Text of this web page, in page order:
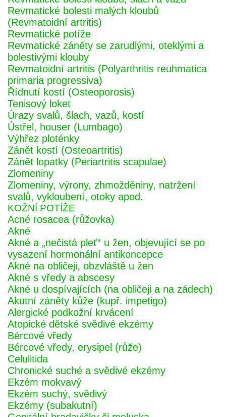
Revmatické bolesti malých kloubů
(Revmatoidní artritis)
Revmatické potíže
Revmatické záněty se zarudlými, oteklými a
bolestivými klouby
Revmatoidní artritis (Polyarthritis reuhmatica
primaria progressiva)
Řídnutí kostí (Osteoporosis)
Tenisový loket
Úrazy svalů, šlach, vazů, kostí
Ústřel, houser (Lumbago)
Výhřez ploténky
Zánět kostí (Osteoartritis)
Zánět lopatky (Periartritis scapulae)
Zlomeniny
Zlomeniny, výrony, zhmožděniny, natržení
svalů, vykloubení, otoky apod.
KOŽNÍ POTÍŽE
Acné rosacea (růžovka)
Akné
Akné a „nečistá pleť“ u žen, objevující se po
vysazení hormonální antikoncepce
Akné na obličeji, obzvláště u žen
Akné s vředy a abscesy
Akné u dospívajících (na obličeji a na zádech)
Akutní záněty kůže (kupř. impetigo)
Alergické podkožní krvácení
Atopické dětské svědivé ekzémy
Bércové vředy
Bércové vředy, erysipel (růže)
Celulitida
Chronické suché a svědivé ekzémy
Ekzém mokvavý
Ekzém suchý, svědivý
Ekzémy (subakutní)